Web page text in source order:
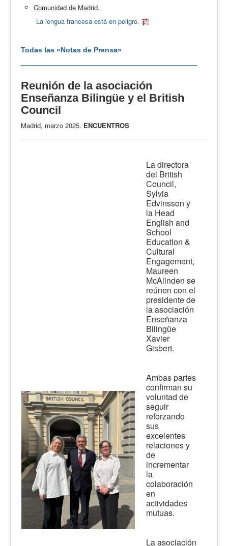
Comunidad de Madrid.
La lengua francesa está en peligro.
Todas las «Notas de Prensa»
Reunión de la asociación
Enseñanza Bilingüe y el British
Council
Madrid, marzo 2025. ENCUENTROS
La directora
del British
Council,
Sylvia
Edvinsson y
la Head
English and
School
Education &
Cultural
Engagement,
Maureen
McAlinden se
reúnen con el
presidente de
la asociación
Enseñanza
Bilingüe
Xavier
Gisbert.
Ambas partes
confirman su
voluntad de
seguir
reforzando
sus
excelentes
relaciones y
de
incrementar
la
colaboración
en
actividades
mutuas.
La asociación